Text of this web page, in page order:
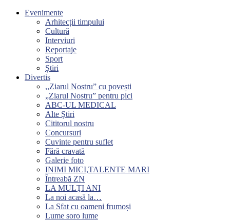
Evenimente
Arhitecții timpului
Cultură
Interviuri
Reportaje
Sport
Știri
Divertis
,,Ziarul Nostru” cu povești
„Ziarul Nostru” pentru pici
ABC-UL MEDICAL
Alte Știri
Cititorul nostru
Concursuri
Cuvinte pentru suflet
Fără cravată
Galerie foto
INIMI MICI,TALENTE MARI
Întreabă ZN
LA MULŢI ANI
La noi acasă la…
La Sfat cu oameni frumoși
Lume soro lume